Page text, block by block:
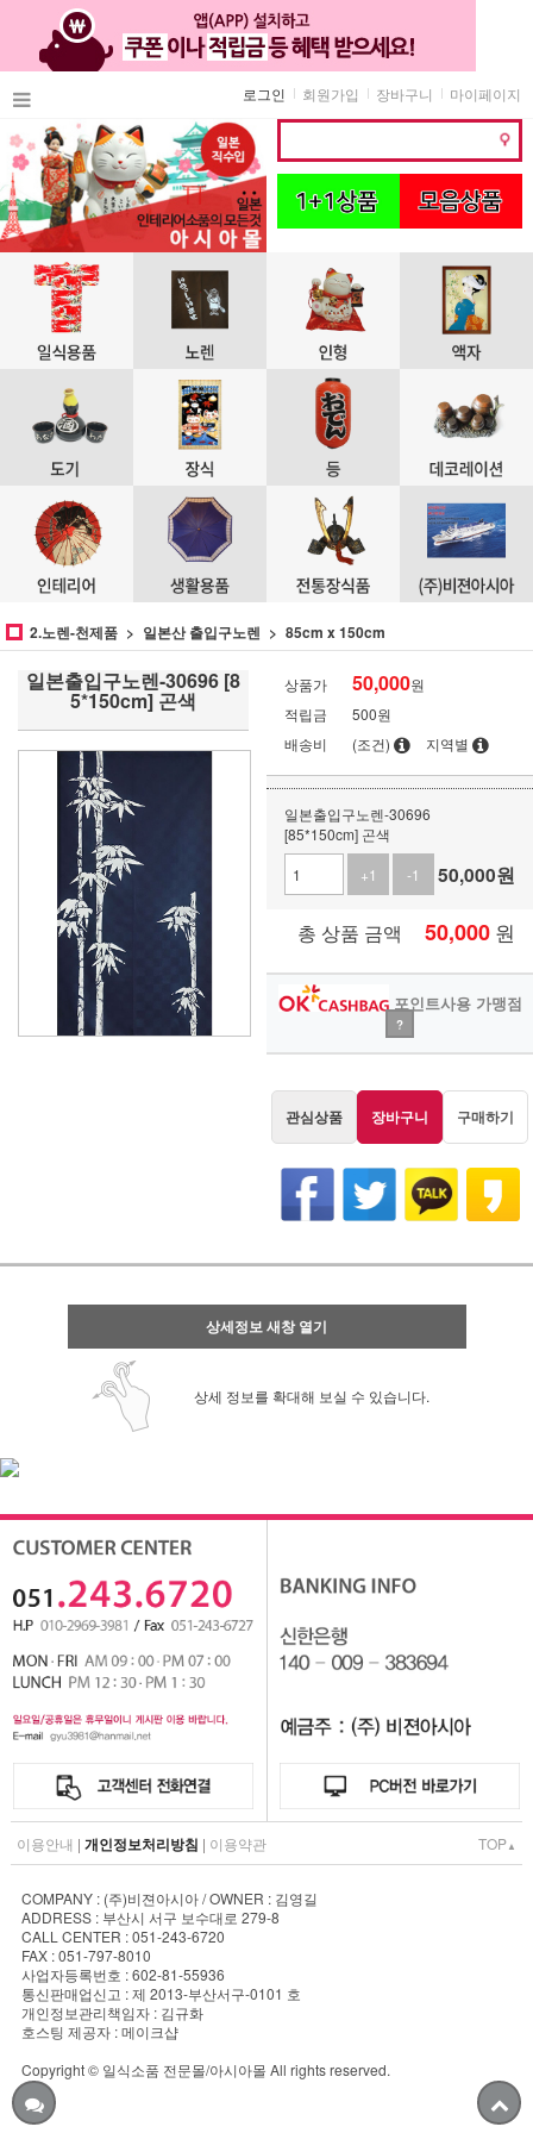
마이페이지
장바구니
회원가입
로그인
2.노렌-천제품 일본산 출입구노렌 85cm x 150cm
일본출입구노렌-30696 [8
5*150cm] 곤색
상품가 50,000원
적립금
500원
배송비
(조건) 지역별
일본출입구노렌-30696
[85*150cm] 곤색
+1
-1 50,000원
총 상품 금액 50,000 원
포인트사용 가맹점
?
관심상품 장바구니 구매하기
상세정보 새창 열기
상세 정보를 확대해 보실 수 있습니다.
이용안내 | 개인정보처리방침 | 이용약관 TOP▲
COMPANY : (주)비젼아시아 / OWNER : 김영길
ADDRESS : 부산시 서구 보수대로 279-8
CALL CENTER : 051-243-6720
FAX : 051-797-8010
사업자등록번호 : 602-81-55936
통신판매업신고 : 제 2013-부산서구-0101 호
개인정보관리책임자 : 김규화
호스팅 제공자 : 메이크샵
Copyright © 일식소품 전문몰/아시아몰 All rights reserved.